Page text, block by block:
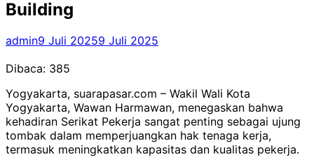
Building
admin9 Juli 20259 Juli 2025
Dibaca: 385
Yogyakarta, suarapasar.com – Wakil Wali Kota
Yogyakarta, Wawan Harmawan, menegaskan bahwa
kehadiran Serikat Pekerja sangat penting sebagai ujung
tombak dalam memperjuangkan hak tenaga kerja,
termasuk meningkatkan kapasitas dan kualitas pekerja.